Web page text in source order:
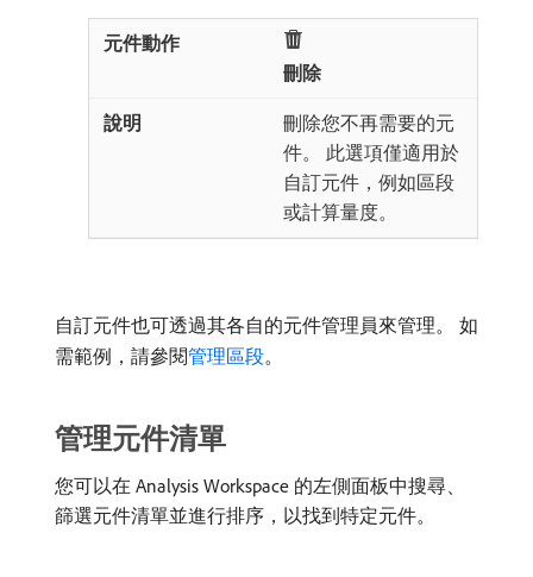
刪除
刪除您不再需要的元
件。 此選項僅適用於
自訂元件，例如區段
或計算量度。
自訂元件也可透過其各自的元件管理員來管理。 如
需範例，請參閱管理區段。
管理元件清單
您可以在 Analysis Workspace 的左側面板中搜尋、
篩選元件清單並進行排序，以找到特定元件。